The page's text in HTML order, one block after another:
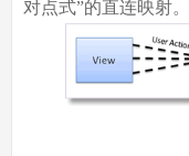
对点式”的直连映射。